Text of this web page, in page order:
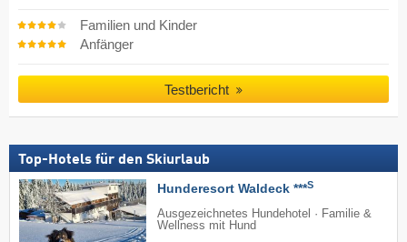
Familien und Kinder
Anfänger
Testbericht
Top-Hotels für den Skiurlaub
Hunderesort Waldeck ***S
Ausgezeichnetes Hundehotel · Familie &
Wellness mit Hund